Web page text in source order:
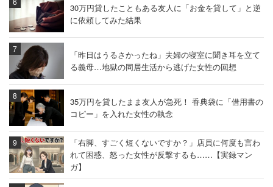
30万円貸したこともある友人に「お金を貸して」と逆
に依頼してみた結果
「昨日はうるさかったね」夫婦の寝室に聞き耳を立て
る義母…地獄の同居生活から逃げた女性の回想
35万円を貸したまま友人が急死！ 香典袋に「借用書の
コピー」を入れた女性の執念
「右脚、すごく短くないですか？」店員に何度も言わ
れて困惑、怒った女性が反撃するも……【実録マン
ガ】